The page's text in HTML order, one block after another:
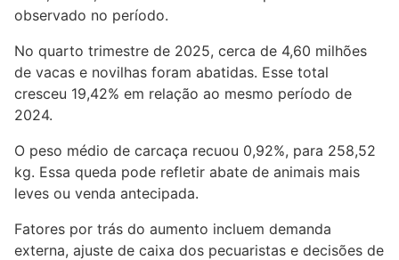
observado no período.
No quarto trimestre de 2025, cerca de 4,60 milhões
de vacas e novilhas foram abatidas. Esse total
cresceu 19,42% em relação ao mesmo período de
2024.
O peso médio de carcaça recuou 0,92%, para 258,52
kg. Essa queda pode refletir abate de animais mais
leves ou venda antecipada.
Fatores por trás do aumento incluem demanda
externa, ajuste de caixa dos pecuaristas e decisões de